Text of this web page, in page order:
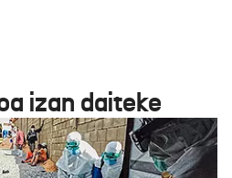
izan daiteke